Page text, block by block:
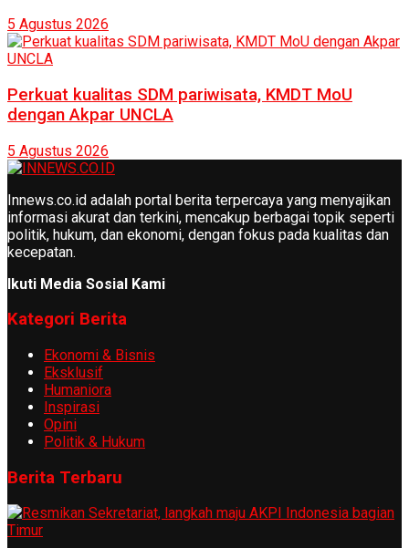
5 Agustus 2026
Perkuat kualitas SDM pariwisata, KMDT MoU
dengan Akpar UNCLA
5 Agustus 2026
Innews.co.id adalah portal berita terpercaya yang menyajikan
informasi akurat dan terkini, mencakup berbagai topik seperti
politik, hukum, dan ekonomi, dengan fokus pada kualitas dan
kecepatan.
Ikuti Media Sosial Kami
Kategori Berita
Ekonomi & Bisnis
Eksklusif
Humaniora
Inspirasi
Opini
Politik & Hukum
Berita Terbaru